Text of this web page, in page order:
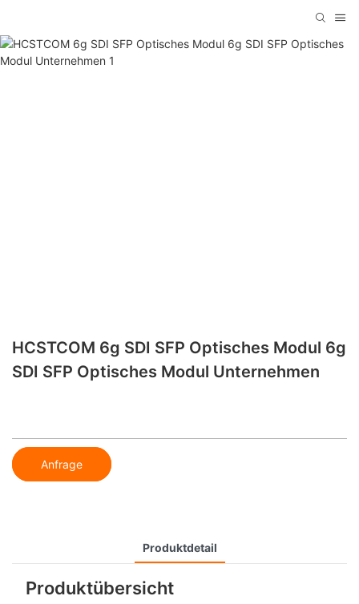
HCSTCOM 6g SDI SFP Optisches Modul 6g
SDI SFP Optisches Modul Unternehmen
Anfrage
Produktdetail
Produktübersicht